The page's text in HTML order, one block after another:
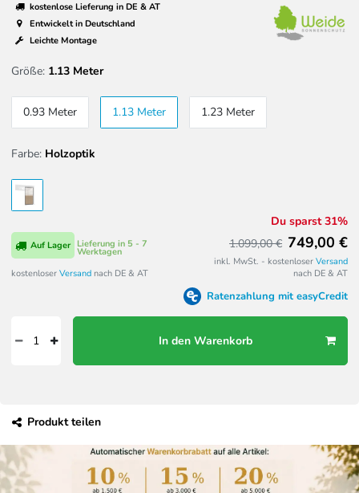
kostenlose Lieferung in DE & AT
Entwickelt in Deutschland
Leichte Montage
Größe: 1.13 Meter
0.93 Meter 1.13 Meter 1.23 Meter
Farbe: Holzoptik
Lieferung in 5 - 7
Werktagen
Auf Lager
kostenloser Versand nach DE & AT
Du sparst 31%
1.099,00 € 749,00 €
inkl. MwSt. - kostenloser Versand
nach DE & AT
Ratenzahlung mit easyCredit
In den Warenkorb
Produkt teilen